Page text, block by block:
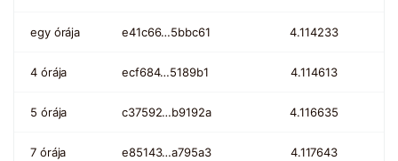
egy órája e41c66…5bbc61 4.114233
4 órája ecf684…5189b1 4.114613
5 órája c37592…b9192a 4.116635
7 órája e85143…a795a3 4.117643